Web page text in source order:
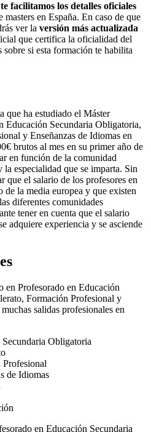
facilitamos los detalles oficiales
en España. En caso de que
ver la versión más actualizada
que certifica la oficialidad del
si esta formación te habilita
que ha estudiado el Máster
Educación Secundaria Obligatoria,
y Enseñanzas de Idiomas en
brutos al mes en su primer año de
en función de la comunidad
la especialidad que se imparta. Sin
que el salario de los profesores en
de la media europea y que existen
diferentes comunidades
tener en cuenta que el salario
adquiere experiencia y se asciende
Profesorado en Educación
Formación Profesional y
salidas profesionales en
Obligatoria
Profesional
de Idiomas
en Educación Secundaria